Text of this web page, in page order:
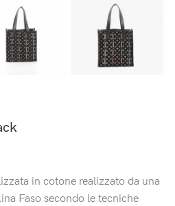
in cotone realizzato da una
Faso secondo le tecniche